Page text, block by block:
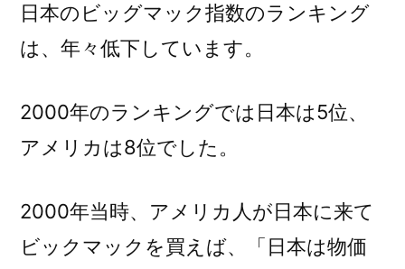
日本のビッグマック指数のランキング
は、年々低下しています。
2000年のランキングでは日本は5位、
アメリカは8位でした。
2000年当時、アメリカ人が日本に来て
ビックマックを買えば、「日本は物価